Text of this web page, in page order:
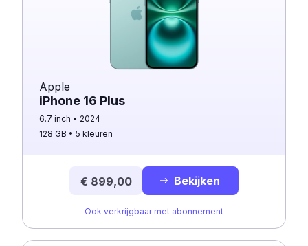
Apple
iPhone 16 Plus
6.7 inch
2024
128 GB
5 kleuren
€ 899,00 Bekijken
Ook verkrijgbaar met abonnement